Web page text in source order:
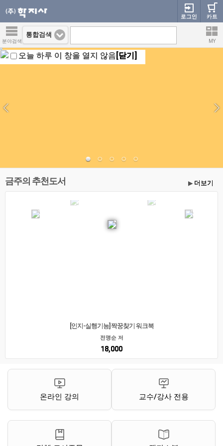
오늘 하루 이 창을 열지 않음 [닫기]
카트
로그인
분야검색 MY
통합검색
금주의 추천도서 ▶ 더보기
[인지-실행기능] 짝꿍찾기 워크북
전맹순 저
18,000
온라인 강의 교수/강사 전용